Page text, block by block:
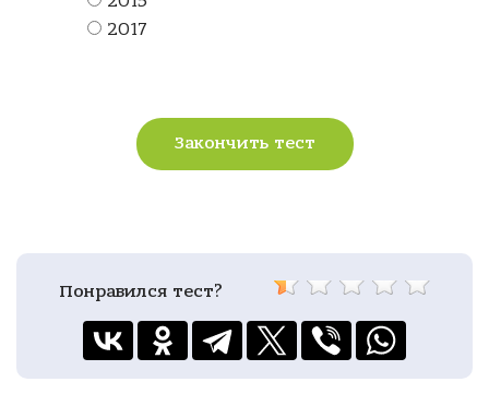
2017
Закончить тест
Понравился тест?